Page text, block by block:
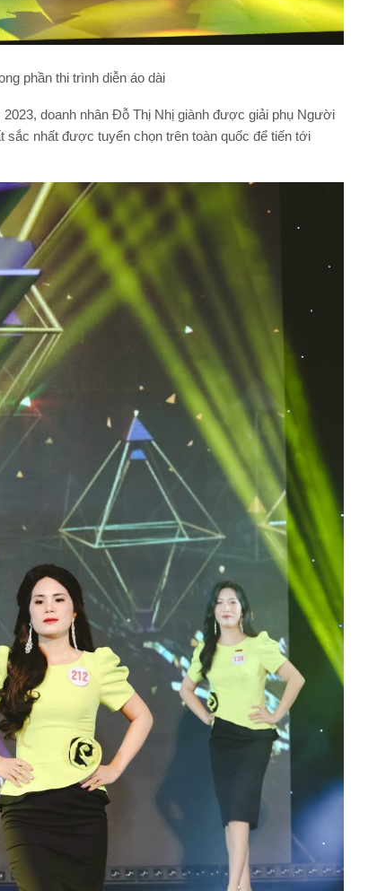
phần thi trình diễn áo dài
doanh nhân Đỗ Thị Nhị giành được giải phụ Người
nhất được tuyển chọn trên toàn quốc để tiến tới